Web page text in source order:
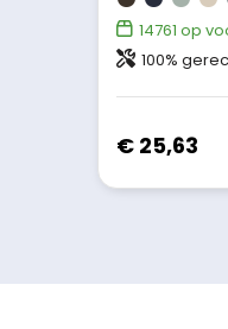
14761 op
100%
€ 25,63